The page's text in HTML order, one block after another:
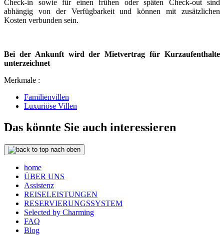
Check-in sowie für einen frühen oder späten Check-out sind
abhängig von der Verfügbarkeit und können mit zusätzlichen
Kosten verbunden sein.
Bei der Ankunft wird der Mietvertrag für Kurzaufenthalte
unterzeichnet
Merkmale :
Familienvillen
Luxuriöse Villen
Das könnte Sie auch interessieren
nach oben
home
ÜBER UNS
Assistenz
REISELEISTUNGEN
RESERVIERUNGSSYSTEM
Selected by Charming
FAQ
Blog